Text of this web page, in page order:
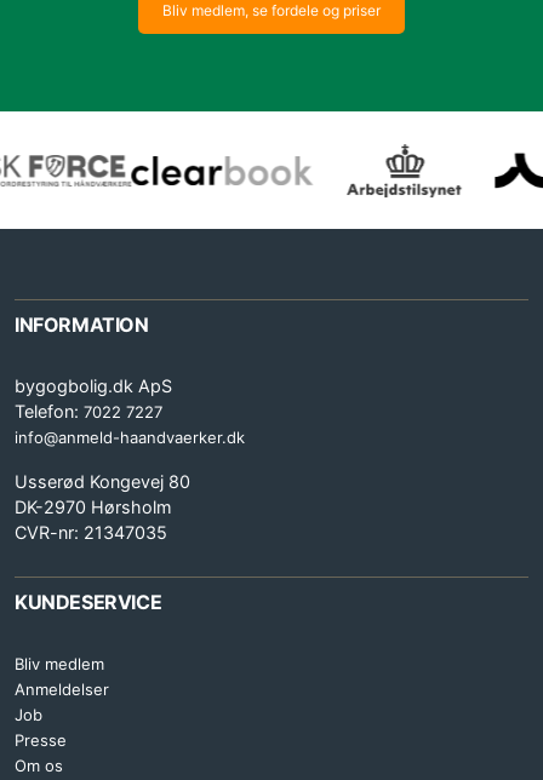
Bliv medlem, se fordele og priser
INFORMATION
bygogbolig.dk ApS
Telefon: 7022 7227
info@anmeld-haandvaerker.dk
Usserød Kongevej 80
DK-2970 Hørsholm
CVR-nr: 21347035
KUNDESERVICE
Bliv medlem
Anmeldelser
Job
Presse
Om os